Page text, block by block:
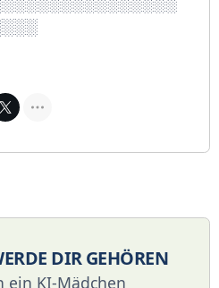
DIR GEHÖREN
ein KI-Mädchen